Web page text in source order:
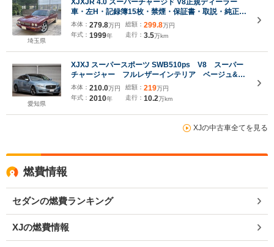
埼玉県
車・左H・記録簿15枚・禁煙・保証書・取説・純正ス
ペアキー・純正ジャガー車検証ケース
本体： 279.8万円
年式： 1999年
総額： 299.8万円
走行： 3.5万km
愛知県
XJXJ スーパースポーツ SWB510ps V8 スーパー
チャージャー フルレザーインテリア ベージュ&ネ
イビー ウッドパネル レザールーフライニング ベ
ンチレーション パワーシート パノラマルーフ リ
アモニター
本体： 210.0万円
年式： 2010年
総額： 219万円
走行： 10.2万km
XJの中古車全てを見る
燃費情報
セダンの燃費ランキング
XJの燃費情報